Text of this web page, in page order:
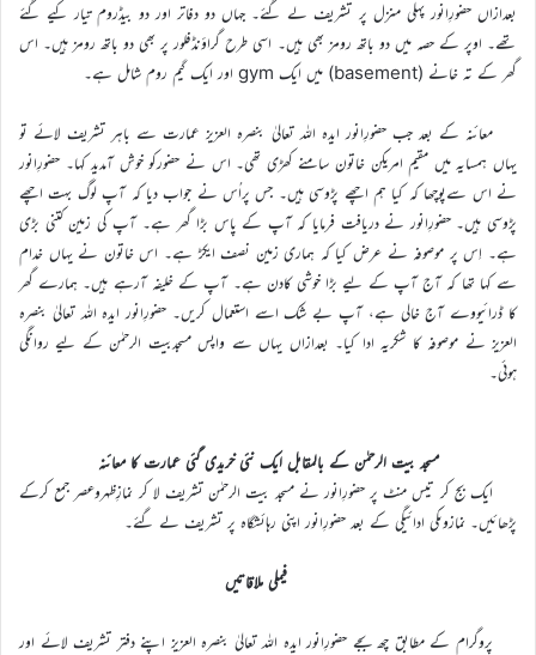
بعدازاں حضورِانور پہلی منزل پر تشریف لے گئے۔ جہاں دو دفاتر اور دو بیڈروم تیار کیے گئے
تھے۔ اوپر کے حصہ میں دو باتھ رومز بھی ہیں۔ اسی طرح گراؤنڈفلور پر بھی دو باتھ رومز ہیں۔ اس
گھر کے تہ خانے (basement) میں ایک gym اور ایک گیم روم شامل ہے۔
معائنہ کے بعد جب حضورِانور ایدہ اللہ تعالیٰ بنصرہ العزیز عمارت سے باہر تشریف لائے تو
یہاں ہمسایہ میں مقیم امریکن خاتون سامنے کھڑی تھی۔ اس نے حضورکو خوش آمدید کہا۔ حضورِانور
نے اس سےپوچھا کہ کیا ہم اچھے پڑوسی ہیں۔ جس پراُس نے جواب دیا کہ آپ لوگ بہت اچھے
پڑوسی ہیں۔ حضورِانور نے دریافت فرمایا کہ آپ کے پاس بڑا گھر ہے۔ آپ کی زمین کتنی بڑی
ہے۔ اِس پر موصوفہ نے عرض کیا کہ ہماری زمین نصف ایکڑ ہے۔ اس خاتون نے یہاں خدام
سے کہا تھا کہ آج آپ کے لیے بڑا خوشی کادن ہے۔ آپ کے خلیفہ آرہے ہیں۔ ہمارے گھر
کا ڈرائیووے آج خالی ہے، آپ بے شک اسے استعمال کریں۔ حضورِانور ایدہ اللہ تعالیٰ بنصرہ
العزیز نے موصوفہ کا شکریہ ادا کیا۔ بعدازاں یہاں سے واپس مسجدبیت الرحمٰن کے لیے روانگی
ہوئی۔
مسجد بیت الرحمٰن کے بالمقابل ایک نئی خریدی گئی عمارت کا معائنہ
ایک بج کر تیس منٹ پر حضورِانور نے مسجد بیت الرحمٰن تشریف لا کر نمازِظہروعصر جمع کرکے
پڑھائیں۔ نمازوںکی ادائیگی کے بعد حضورِانور اپنی رہائشگاہ پر تشریف لے گئے۔
فیملی ملاقاتیں
پروگرام کے مطابق چھ بجے حضورِانور ایدہ اللہ تعالیٰ بنصرہ العزیز اپنے دفتر تشریف لائے اور